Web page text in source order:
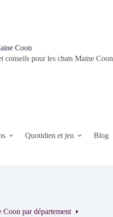
Coon
conseils pour les chats Maine Coon
Quotidien et jeu Blog
Coon par département